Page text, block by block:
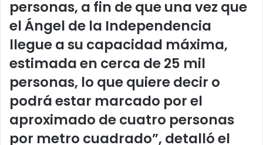
personas, a fin de que una vez que
el Ángel de la Independencia
llegue a su capacidad máxima,
estimada en cerca de 25 mil
personas, lo que quiere decir o
podrá estar marcado por el
aproximado de cuatro personas
por metro cuadrado”, detalló el